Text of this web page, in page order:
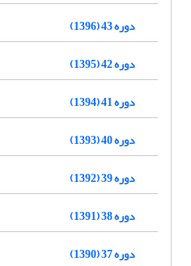
دوره 43 (1396)
دوره 42 (1395)
دوره 41 (1394)
دوره 40 (1393)
دوره 39 (1392)
دوره 38 (1391)
دوره 37 (1390)